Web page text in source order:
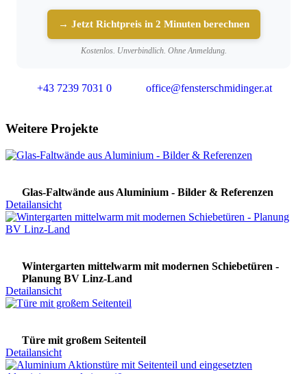
→ Jetzt Richtpreis in 2 Minuten berechnen
Kostenlos. Unverbindlich. Ohne Anmeldung.
+43 7239 7031 0 office@fensterschmidinger.at
Weitere Projekte
Glas-Faltwände aus Aluminium - Bilder & Referenzen
Detailansicht
Wintergarten mittelwarm mit modernen Schiebetüren -
Planung BV Linz-Land
Detailansicht
Türe mit großem Seitenteil
Detailansicht